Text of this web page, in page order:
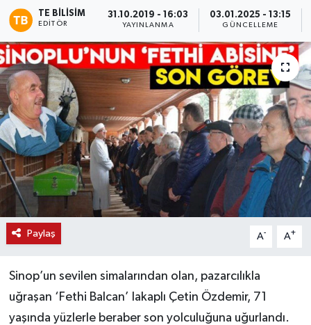
TE BILISIM
EDITÖR
31.10.2019 - 16:03
YAYINLANMA
03.01.2025 - 13:15
GÜNCELLEME
Paylaş A- A+
Sinop’un sevilen simalarından olan, pazarcılıkla
uğraşan ‘Fethi Balcan’ lakaplı Çetin Özdemir, 71
yaşında yüzlerle beraber son yolculuğuna uğurlandı.